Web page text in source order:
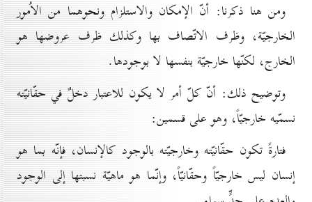
ومن هنا ذكرنا: أنّ الإمكان والاستلزام ونحوهما من الاُمور
الخارجيّة، وظرف الاتّصاف بها وكذلك ظرف عروضها هو
الخارج، لكنّها خارجيّة بنفسها لا بوجودها.
وتوضيح ذلك: أنّ كلّ أمر لا يكون للاعتبار دخلٌ في حقّانيّته
نسمّيه خارجيّاً، وهو على قسمين:
فتارةً تكون حقّانيّته وخارجيّته بالوجود كالإنسان، فإنّه بما هو
إنسان ليس خارجيّاً وحقّانيّاً، وإنّما هو ماهيّة نسبتها إلى الوجود